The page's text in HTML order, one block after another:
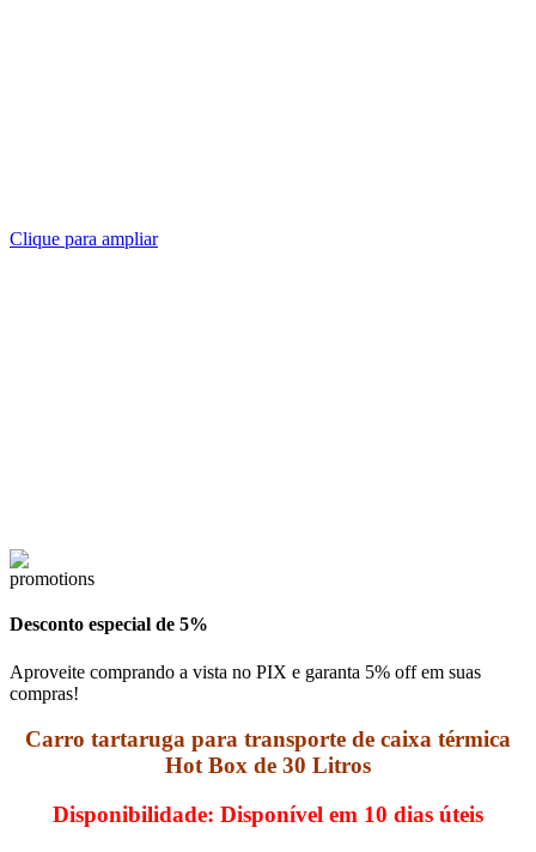
Clique para ampliar
Desconto especial de 5%
Aproveite comprando a vista no PIX e garanta 5% off em suas
compras!
Carro tartaruga para transporte de caixa térmica
Hot Box de 30 Litros
Disponibilidade: Disponível em 10 dias úteis